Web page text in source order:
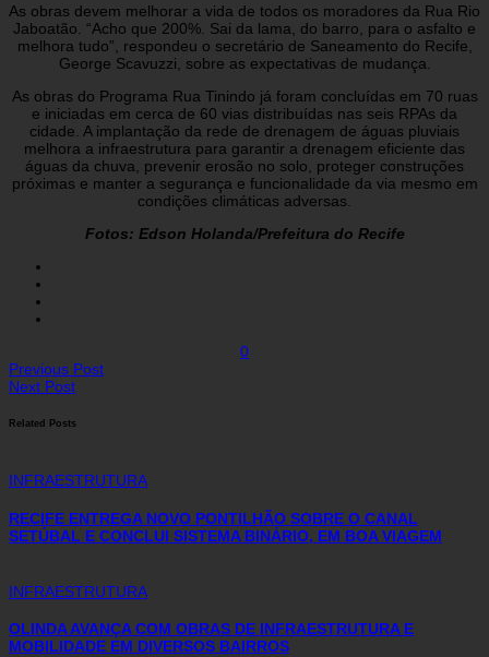
As obras devem melhorar a vida de todos os moradores da Rua Rio
Jaboatão. “Acho que 200%. Sai da lama, do barro, para o asfalto e
melhora tudo”, respondeu o secretário de Saneamento do Recife,
George Scavuzzi, sobre as expectativas de mudança.
As obras do Programa Rua Tinindo já foram concluídas em 70 ruas
e iniciadas em cerca de 60 vias distribuídas nas seis RPAs da
cidade. A implantação da rede de drenagem de águas pluviais
melhora a infraestrutura para garantir a drenagem eficiente das
águas da chuva, prevenir erosão no solo, proteger construções
próximas e manter a segurança e funcionalidade da via mesmo em
condições climáticas adversas.
Fotos: Edson Holanda/Prefeitura do Recife
0
Previous Post
Next Post
Related Posts
INFRAESTRUTURA
RECIFE ENTREGA NOVO PONTILHÃO SOBRE O CANAL
SETÚBAL E CONCLUI SISTEMA BINÁRIO, EM BOA VIAGEM
INFRAESTRUTURA
OLINDA AVANÇA COM OBRAS DE INFRAESTRUTURA E
MOBILIDADE EM DIVERSOS BAIRROS